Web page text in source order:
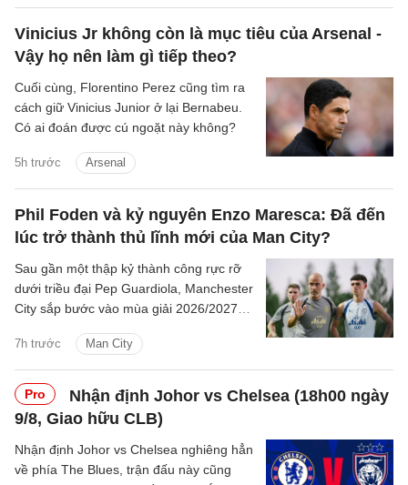
Vinicius Jr không còn là mục tiêu của Arsenal -
Vậy họ nên làm gì tiếp theo?
5h trước Arsenal
Cuối cùng, Florentino Perez cũng tìm ra
cách giữ Vinicius Junior ở lại Bernabeu.
Có ai đoán được cú ngoặt này không?
Phil Foden và kỷ nguyên Enzo Maresca: Đã đến
lúc trở thành thủ lĩnh mới của Man City?
7h trước Man City
Sau gần một thập kỷ thành công rực rỡ
dưới triều đại Pep Guardiola, Manchester
City sắp bước vào mùa giải 2026/2027
trên băng ghế chỉ đạo.
Pro
Nhận định Johor vs Chelsea (18h00 ngày
9/8, Giao hữu CLB)
Nhận định Johor vs Chelsea nghiêng hẳn
về phía The Blues, trận đấu này cũng